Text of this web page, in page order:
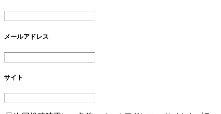
メールアドレス
サイト